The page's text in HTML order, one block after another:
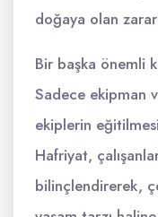
doğaya olan
Bir başka önemli
Sadece ekipman
ekiplerin
Hafriyat,
bilinçlendirerek,